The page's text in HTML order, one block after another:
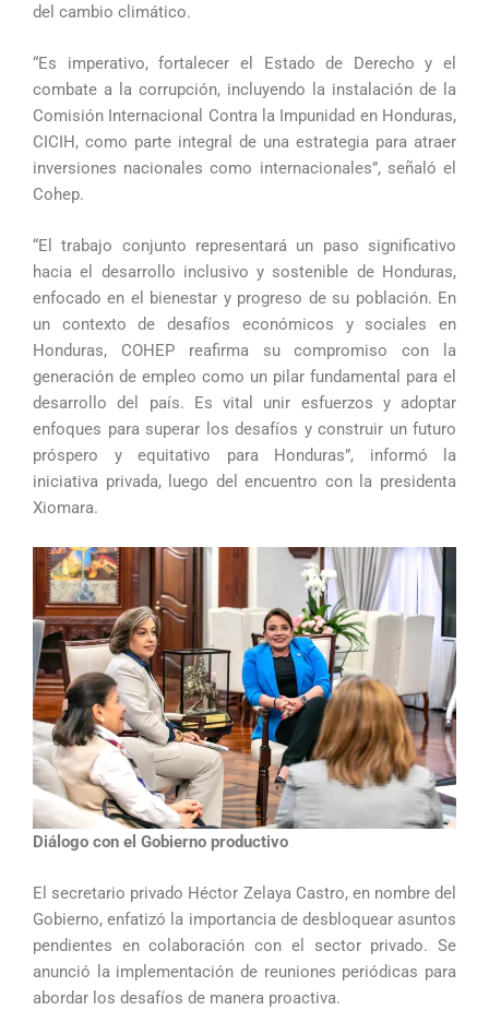
del cambio climático.
“Es imperativo, fortalecer el Estado de Derecho y el
combate a la corrupción, incluyendo la instalación de la
Comisión Internacional Contra la Impunidad en Honduras,
CICIH, como parte integral de una estrategia para atraer
inversiones nacionales como internacionales”, señaló el
Cohep.
“El trabajo conjunto representará un paso significativo
hacia el desarrollo inclusivo y sostenible de Honduras,
enfocado en el bienestar y progreso de su población. En
un contexto de desafíos económicos y sociales en
Honduras, COHEP reafirma su compromiso con la
generación de empleo como un pilar fundamental para el
desarrollo del país. Es vital unir esfuerzos y adoptar
enfoques para superar los desafíos y construir un futuro
próspero y equitativo para Honduras”, informó la
iniciativa privada, luego del encuentro con la presidenta
Xiomara.
Diálogo con el Gobierno productivo
El secretario privado Héctor Zelaya Castro, en nombre del
Gobierno, enfatizó la importancia de desbloquear asuntos
pendientes en colaboración con el sector privado. Se
anunció la implementación de reuniones periódicas para
abordar los desafíos de manera proactiva.